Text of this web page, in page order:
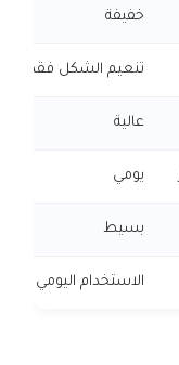
خفيفة
تنعيم الشكل فقط
عالية
يومي
بسيط
الاستخدام اليومي